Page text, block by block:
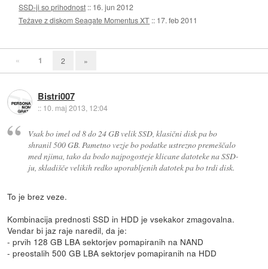
SSD-ji so prihodnost :: 16. jun 2012
Težave z diskom Seagate Momentus XT :: 17. feb 2011
« 1 2 »
Bistri007
:: 10. maj 2013, 12:04
Vsak bo imel od 8 do 24 GB velik SSD, klasični disk pa bo
shranil 500 GB. Pametno vezje bo podatke ustrezno premeščalo
med njima, tako da bodo najpogosteje klicane datoteke na SSD-
ju, skladišče velikih redko uporabljenih datotek pa bo trdi disk.
To je brez veze.
Kombinacija prednosti SSD in HDD je vsekakor zmagovalna.
Vendar bi jaz raje naredil, da je:
- prvih 128 GB LBA sektorjev pomapiranih na NAND
- preostalih 500 GB LBA sektorjev pomapiranih na HDD